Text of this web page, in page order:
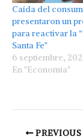
Caída del
presentaron un
para reactivar la
Santa Fe”
6 septiembre,
En "Economía"
PREVIOUS